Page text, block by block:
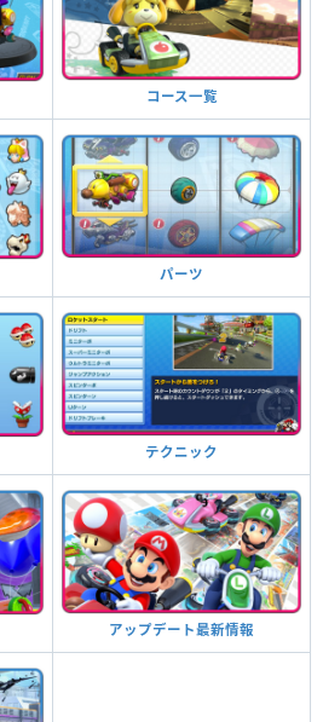
コース一覧
パーツ
テクニック
アップデート最新情報